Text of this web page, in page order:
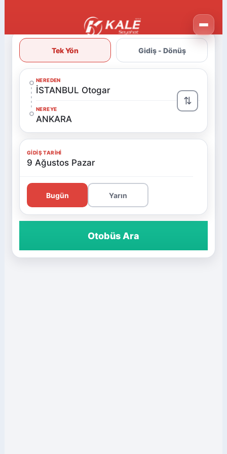
Tek Yön Gidiş - Dönüş
NEREDEN
İSTANBUL Otogar
NEREYE
ANKARA
⇅
GIDIŞ TARIHI
9 Ağustos Pazar
Bugün Yarın
Otobüs Ara